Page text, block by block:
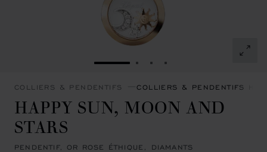
ALLER À LA DIAPOSITIVE 1
ALLER À LA DIAPOSITIVE
ALLER À LA
ALLER À LA
COLLIERS & PENDENTIFS COLLIERS & PENDENTIFS
HAPPY SUN, MOON AND
STARS
PENDENTIF, OR ROSE ÉTHIQUE, DIAMANTS